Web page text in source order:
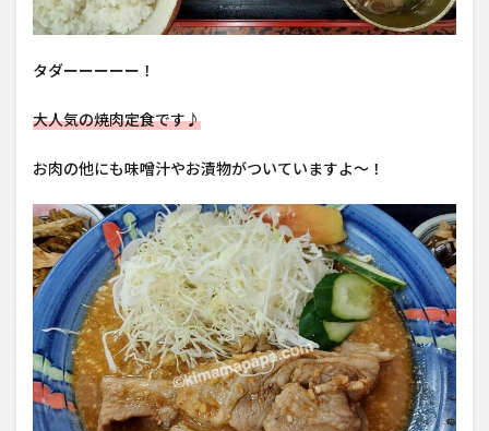
タダーーーーー！
大人気の焼肉定食です♪
お肉の他にも味噌汁やお漬物がついていますよ〜！